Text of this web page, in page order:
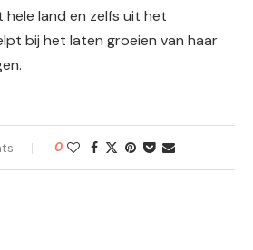
land en zelfs uit het
bij het laten groeien van haar
0